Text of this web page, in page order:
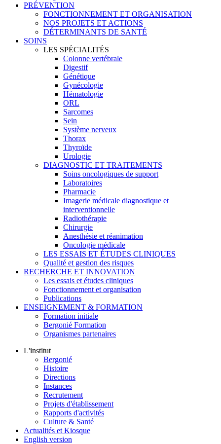
PRÉVENTION
FONCTIONNEMENT ET ORGANISATION
NOS PROJETS ET ACTIONS
DÉTERMINANTS DE SANTÉ
SOINS
LES SPÉCIALITÉS
Colonne vertébrale
Digestif
Génétique
Gynécologie
Hématologie
ORL
Sarcomes
Sein
Système nerveux
Thorax
Thyroïde
Urologie
DIAGNOSTIC ET TRAITEMENTS
Soins oncologiques de support
Laboratoires
Pharmacie
Imagerie médicale diagnostique et
interventionnelle
Radiothérapie
Chirurgie
Anesthésie et réanimation
Oncologie médicale
LES ESSAIS ET ÉTUDES CLINIQUES
Qualité et gestion des risques
RECHERCHE ET INNOVATION
Les essais et études cliniques
Fonctionnement et organisation
Publications
ENSEIGNEMENT & FORMATION
Formation initiale
Bergonié Formation
Organismes partenaires
L'institut
Bergonié
Histoire
Directions
Instances
Recrutement
Projets d'établissement
Rapports d'activités
Culture & Santé
Actualités et Kiosque
English version